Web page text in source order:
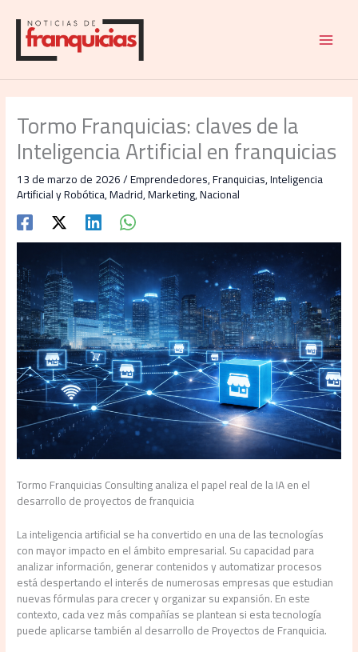
contenido
Tormo Franquicias: claves de la
Inteligencia Artificial en franquicias
13 de marzo de 2026/Emprendedores,Franquicias,Inteligencia
Artificial y Robótica,Madrid,Marketing,Nacional
Tormo Franquicias Consulting analiza el papel real de la IA en el
desarrollo de proyectos de franquicia
La inteligencia artificial se ha convertido en una de las tecnologías
con mayor impacto en el ámbito empresarial. Su capacidad para
analizar información, generar contenidos y automatizar procesos
está despertando el interés de numerosas empresas que estudian
nuevas fórmulas para crecer y organizar su expansión. En este
contexto, cada vez más compañías se plantean si esta tecnología
puede aplicarse también al desarrollo de Proyectos de Franquicia.